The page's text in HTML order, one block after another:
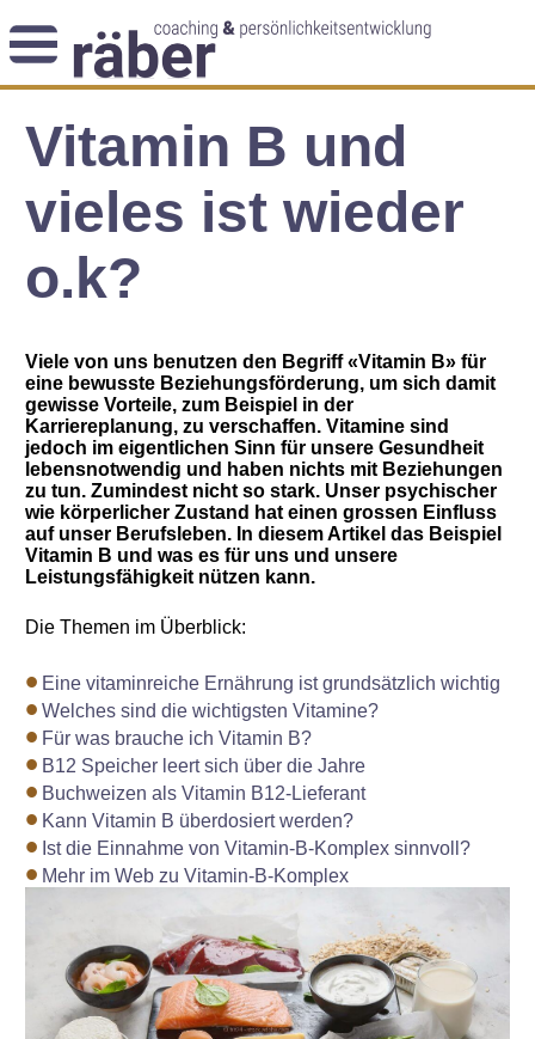
Themenblog
Angebot
Coaching-Impulse
Das Enneagramm
Vitamin B und
vieles ist wieder
o.k?
Viele von uns benutzen den Begriff «Vitamin B» für
eine bewusste Beziehungsförderung, um sich damit
gewisse Vorteile, zum Beispiel in der
Karriereplanung, zu verschaffen. Vitamine sind
jedoch im eigentlichen Sinn für unsere Gesundheit
lebensnotwendig und haben nichts mit Beziehungen
zu tun. Zumindest nicht so stark. Unser psychischer
wie körperlicher Zustand hat einen grossen Einfluss
auf unser Berufsleben. In diesem Artikel das Beispiel
Vitamin B und was es für uns und unsere
Leistungsfähigkeit nützen kann.
Die Themen im Überblick:
Eine vitaminreiche Ernährung ist grundsätzlich wichtig
Welches sind die wichtigsten Vitamine?
Für was brauche ich Vitamin B?
B12 Speicher leert sich über die Jahre
Buchweizen als Vitamin B12-Lieferant
Kann Vitamin B überdosiert werden?
Ist die Einnahme von Vitamin-B-Komplex sinnvoll?
Mehr im Web zu Vitamin-B-Komplex